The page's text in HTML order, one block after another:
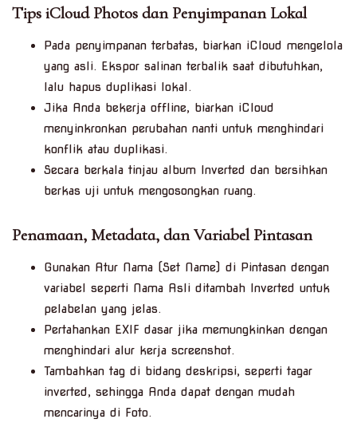
Tips iCloud Photos dan Penyimpanan Lokal
Pada penyimpanan terbatas, biarkan iCloud mengelola
yang asli. Ekspor salinan terbalik saat dibutuhkan,
lalu hapus duplikasi lokal.
Jika Anda bekerja offline, biarkan iCloud
menyinkronkan perubahan nanti untuk menghindari
konflik atau duplikasi.
Secara berkala tinjau album Inverted dan bersihkan
berkas uji untuk mengosongkan ruang.
Penamaan, Metadata, dan Variabel Pintasan
Gunakan Atur Nama (Set Name) di Pintasan dengan
variabel seperti Nama Asli ditambah Inverted untuk
pelabelan yang jelas.
Pertahankan EXIF dasar jika memungkinkan dengan
menghindari alur kerja screenshot.
Tambahkan tag di bidang deskripsi, seperti tagar
inverted, sehingga Anda dapat dengan mudah
mencarinya di Foto.